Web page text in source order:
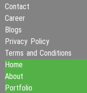
Contact
Career
Blogs
Privacy Policy
Terms and Conditions
Home
About
Portfolio